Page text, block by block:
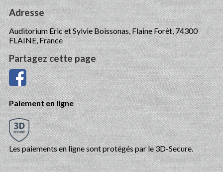
Adresse
Auditorium Eric et Sylvie Boissonas, Flaine Forêt, 74300
FLAINE, France
Partagez cette page
Paiement en ligne
Les paiements en ligne sont protégés par le 3D-Secure.